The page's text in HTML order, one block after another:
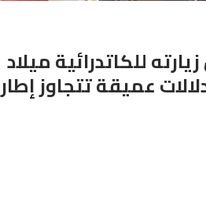
للكاتدرائية ميلاد
عميقة تتجاوز إطار